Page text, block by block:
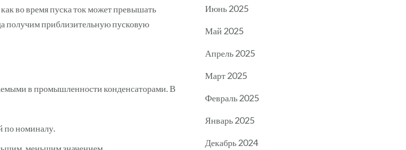
во время пуска ток может превышать
получим приблизительную пусковую
в промышленности конденсаторами. В
по номиналу.
Июнь 2025
Май 2025
Апрель 2025
Март 2025
Февраль 2025
Январь 2025
Декабрь 2024